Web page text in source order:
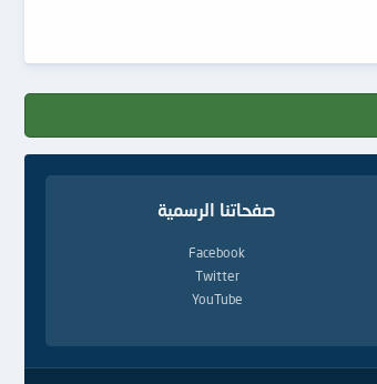
صفحاتنا الرسمية
Facebook
Twitter
YouTube